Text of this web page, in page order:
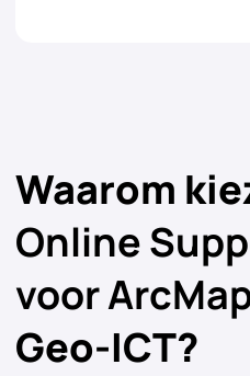
Waarom
Online
voor
Geo-ICT?